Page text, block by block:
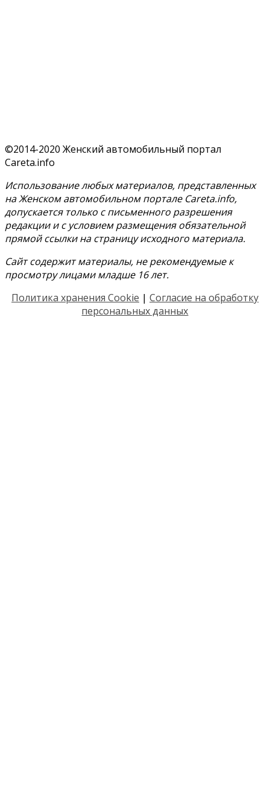
©2014-2020 Женский автомобильный портал
Careta.info
Использование любых материалов, представленных
на Женском автомобильном портале Careta.info,
допускается только с письменного разрешения
редакции и с условием размещения обязательной
прямой ссылки на страницу исходного материала.
Сайт содержит материалы, не рекомендуемые к
просмотру лицами младше 16 лет.
Политика хранения Cookie | Согласие на обработку
персональных данных